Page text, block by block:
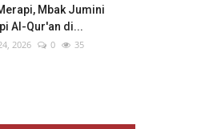
Mbak Jumini
Al-Qur'an di...
2026 0 35